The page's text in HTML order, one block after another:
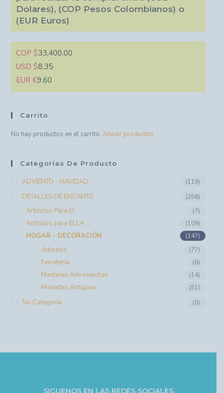
Dolares), (COP Pesos Colombianos) o
(EUR Euros)
COP $33,400.00
USD $8.35
EUR €9.60
Carrito
No hay productos en el carrito. Añadir productos
Categorías De Producto
ADVIENTO - NAVIDAD (119)
DETALLES DE ENCANTO (256)
Artículos Para El (7)
Artículos para ELLA (109)
HOGAR - DECORACIÓN (147)
Adornos (77)
Ferretería (6)
Manteles Anti manchas (14)
Monedas Antiguas (51)
Sin Categoría (0)
SIGUENOS EN LAS REDES SOCIALES